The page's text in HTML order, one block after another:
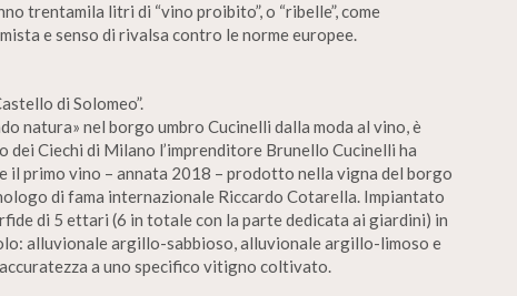
trentamila litri di “vino proibito”, o “ribelle”, come
e senso di rivalsa contro le norme europee.
di Solomeo”.
natura» nel borgo umbro Cucinelli dalla moda al vino, è
dei Ciechi di Milano l’imprenditore Brunello Cucinelli ha
il primo vino – annata 2018 – prodotto nella vigna del borgo
di fama internazionale Riccardo Cotarella. Impiantato
di 5 ettari (6 in totale con la parte dedicata ai giardini) in
alluvionale argillo-sabbioso, alluvionale argillo-limoso e
a uno specifico vitigno coltivato.